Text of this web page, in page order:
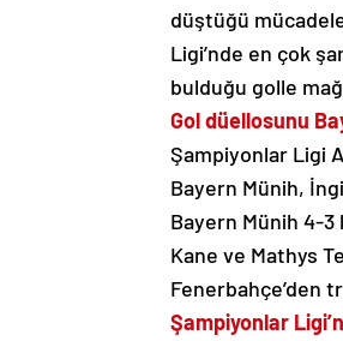
düştüğü
Ligi’nde en çok
bulduğu golle
Gol düellosunu
Şampiyonlar Ligi A
Bayern Münih,
Bayern Münih 4-3
Kane ve Mathys
Fenerbahçe’den
Şampiyonlar